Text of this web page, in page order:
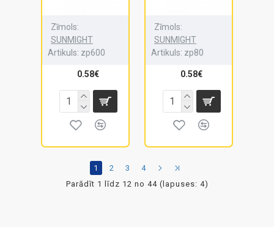
Zīmols:
SUNMIGHT
Artikuls: zp600
0.58€
Zīmols:
SUNMIGHT
Artikuls: zp80
0.58€
1 2 3
4
Parādīt 1 līdz 12 no 44 (lapuses: 4)